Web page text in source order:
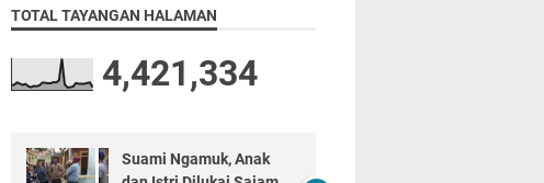
TOTAL TAYANGAN HALAMAN
4,421,334
Suami Ngamuk, Anak